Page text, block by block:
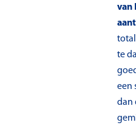
van
te
een
dan